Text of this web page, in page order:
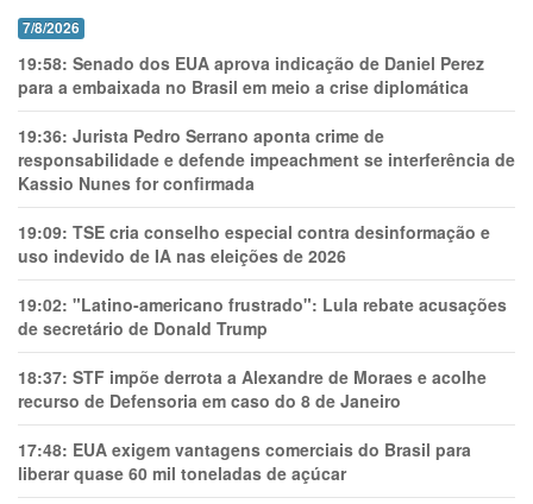
7/8/2026
19:58: Senado dos EUA aprova indicação de Daniel Perez
para a embaixada no Brasil em meio a crise diplomática
19:36: Jurista Pedro Serrano aponta crime de
responsabilidade e defende impeachment se interferência de
Kassio Nunes for confirmada
19:09: TSE cria conselho especial contra desinformação e
uso indevido de IA nas eleições de 2026
19:02: "Latino-americano frustrado": Lula rebate acusações
de secretário de Donald Trump
18:37: STF impõe derrota a Alexandre de Moraes e acolhe
recurso de Defensoria em caso do 8 de Janeiro
17:48: EUA exigem vantagens comerciais do Brasil para
liberar quase 60 mil toneladas de açúcar